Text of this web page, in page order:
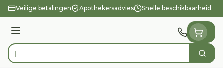
Ga naar de inhoud
Veilige betalingen Apothekersadvies Snelle beschikbaarheid
Menu
Product, merk, categorie... Zoek